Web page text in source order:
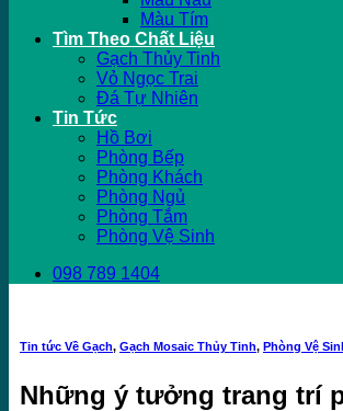
Màu Tím
Tìm Theo Chất Liệu
Gạch Thủy Tinh
Vỏ Ngọc Trai
Đá Tự Nhiên
Tin Tức
Hồ Bơi
Phòng Bếp
Phòng Khách
Phòng Ngủ
Phòng Tắm
Phòng Vệ Sinh
098 789 1404
Tin tức Về Gạch, Gạch Mosaic Thủy Tinh, Phòng Vệ
Những ý tưởng trang trí